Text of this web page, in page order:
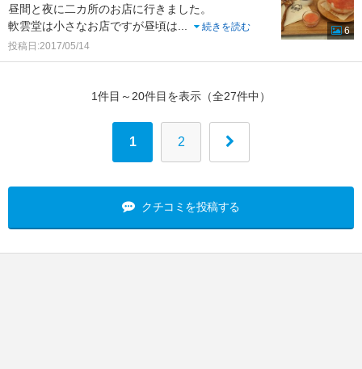
昼間と夜に二カ所のお店に行きました。
軟雲堂は小さなお店ですが昼頃は
続きを読む
投稿日:2017/05/14
6
1件目～20件目を表示（全27件中）
1 2
クチコミを投稿する